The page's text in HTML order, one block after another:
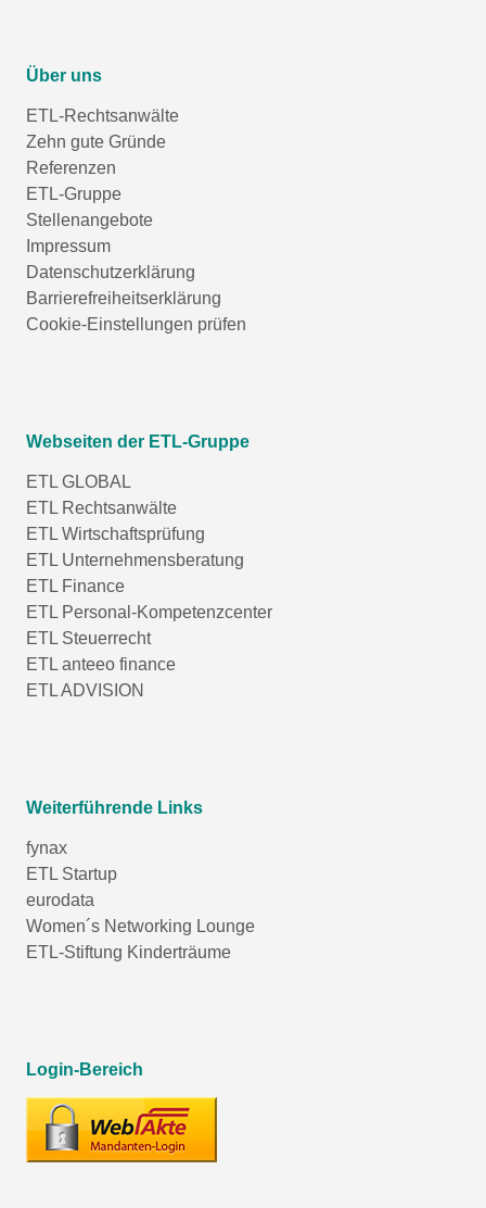
Über uns
ETL-Rechtsanwälte
Zehn gute Gründe
Referenzen
ETL-Gruppe
Stellenangebote
Impressum
Datenschutzerklärung
Barrierefreiheitserklärung
Cookie-Einstellungen prüfen
Webseiten der ETL-Gruppe
ETL GLOBAL
ETL Rechtsanwälte
ETL Wirtschaftsprüfung
ETL Unternehmensberatung
ETL Finance
ETL Personal-Kompetenzcenter
ETL Steuerrecht
ETL anteeo finance
ETL ADVISION
Weiterführende Links
fynax
ETL Startup
eurodata
Women´s Networking Lounge
ETL-Stiftung Kinderträume
Login-Bereich